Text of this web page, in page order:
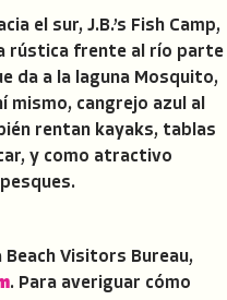
el sur, J.B.’s Fish Camp,
rústica frente al río parte
da a la laguna Mosquito,
mismo, cangrejo azul al
rentan kayaks, tablas
y como atractivo
Beach Visitors Bureau,
. Para averiguar cómo